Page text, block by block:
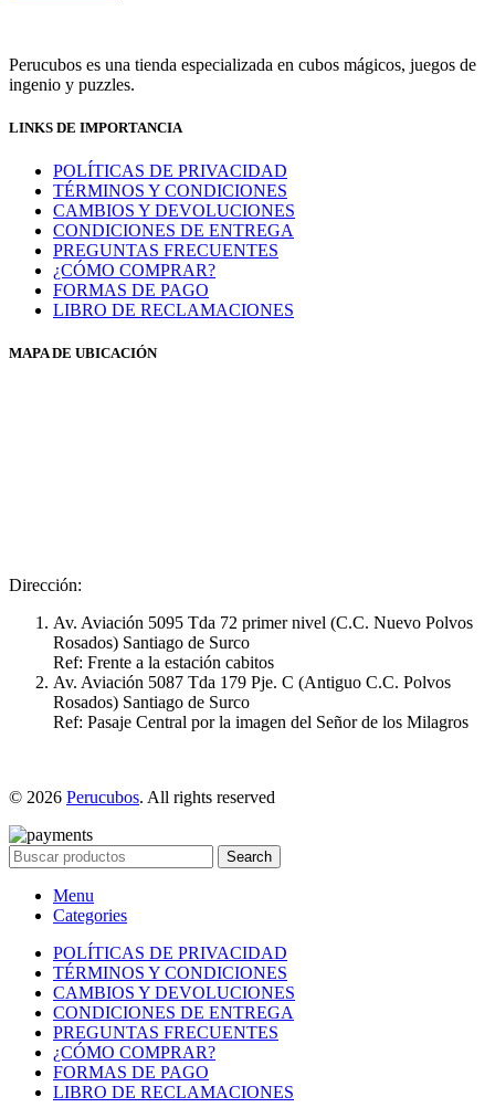
Perucubos es una tienda especializada en cubos mágicos, juegos de
ingenio y puzzles.
LINKS DE IMPORTANCIA
POLÍTICAS DE PRIVACIDAD
TÉRMINOS Y CONDICIONES
CAMBIOS Y DEVOLUCIONES
CONDICIONES DE ENTREGA
PREGUNTAS FRECUENTES
¿CÓMO COMPRAR?
FORMAS DE PAGO
LIBRO DE RECLAMACIONES
MAPA DE UBICACIÓN
Dirección:
Av. Aviación 5095 Tda 72 primer nivel (C.C. Nuevo Polvos
Rosados) Santiago de Surco
Ref: Frente a la estación cabitos
Av. Aviación 5087 Tda 179 Pje. C (Antiguo C.C. Polvos
Rosados) Santiago de Surco
Ref: Pasaje Central por la imagen del Señor de los Milagros
© 2026 Perucubos. All rights reserved
Search
Menu
Categories
POLÍTICAS DE PRIVACIDAD
TÉRMINOS Y CONDICIONES
CAMBIOS Y DEVOLUCIONES
CONDICIONES DE ENTREGA
PREGUNTAS FRECUENTES
¿CÓMO COMPRAR?
FORMAS DE PAGO
LIBRO DE RECLAMACIONES